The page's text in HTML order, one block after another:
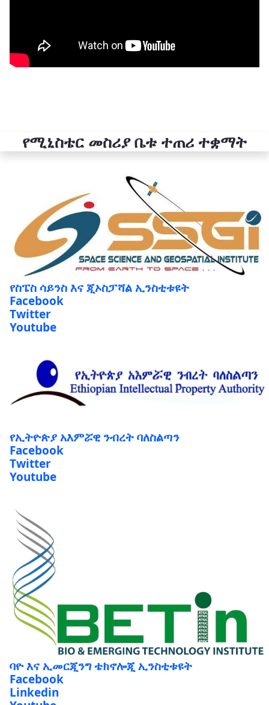
የስፔስ ሳይንስ እና ጂኦስፓሻል ኢንስቲቱዩት
Facebook
Twitter
Youtube
Facebook
Twitter
Youtube
ባዮ እና ኢመርጂንግ ቴክኖሎጂ ኢንስቲቱዩት
Facebook
Linkedin
Youtube